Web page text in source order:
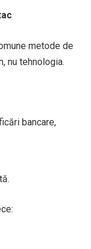
metode de
nu tehnologia.
bancare,